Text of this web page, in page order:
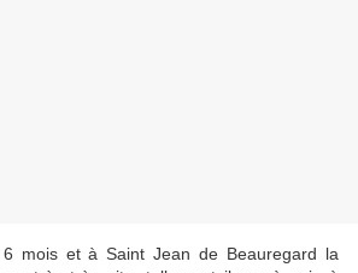
mois et à Saint Jean de Beauregard la